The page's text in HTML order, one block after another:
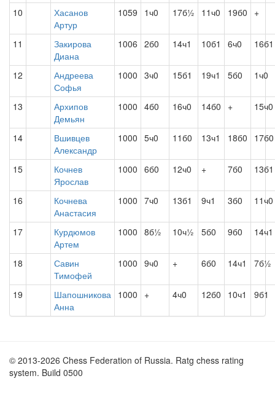
10
Хасанов
Артур
1059 1ч0 17б½ 11ч0 19б0 +
11
Закирова
Диана
1006 2б0 14ч1 10б1 6ч0 16б1
12
Андреева
Софья
1000 3ч0 15б1 19ч1 5б0 1ч0
13
Архипов
Демьян
1000 4б0 16ч0 14б0 + 15ч0
14
Вшивцев
Александр
1000 5ч0 11б0 13ч1 18б0 17б0
15
Кочнев
Ярослав
1000 6б0 12ч0 + 7б0 13б1
16
Кочнева
Анастасия
1000 7ч0 13б1 9ч1 3б0 11ч0
17
Курдюмов
Артем
1000 8б½ 10ч½ 5б0 9б0 14ч1
18
Савин
Тимофей
1000 9ч0 + 6б0 14ч1 7б½
19
Шапошникова
Анна
1000 + 4ч0 12б0 10ч1 9б1
© 2013-2026 Chess Federation of Russia. Ratg chess rating
system. Build 0500